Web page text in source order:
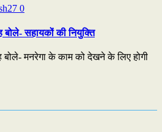
0
सहायकों की नियुक्ति
मनरेगा के काम को देखने के लिए होगी